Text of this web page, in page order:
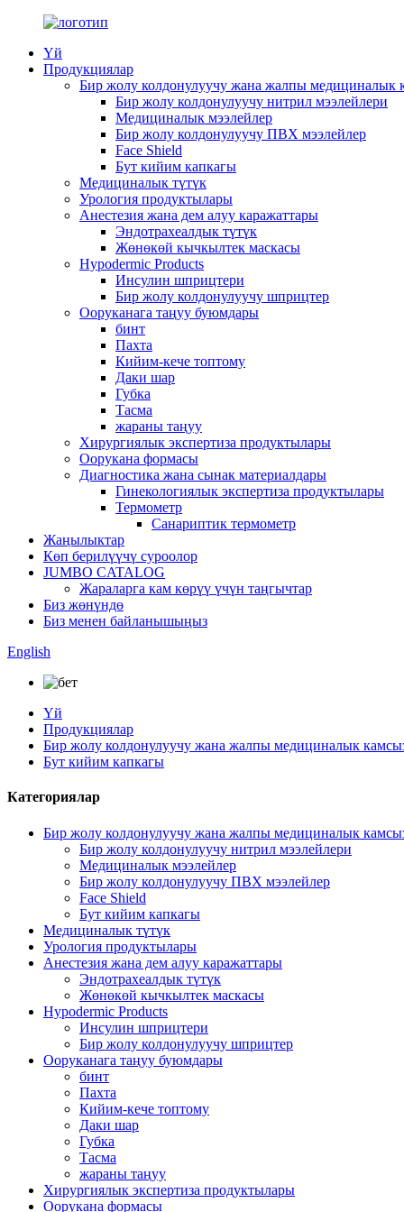
Үй
Продукциялар
Бир жолу колдонулуучу жана жалпы медициналык
Бир жолу колдонулуучу нитрил мээлейлери
Медициналык мээлейлер
Бир жолу колдонулуучу ПВХ мээлейлер
Face Shield
Бут кийим капкагы
Медициналык түтүк
Урология продуктылары
Анестезия жана дем алуу каражаттары
Эндотрахеалдык түтүк
Жөнөкөй кычкылтек маскасы
Hypodermic Products
Инсулин шприцтери
Бир жолу колдонулуучу шприцтер
Ооруканага таңуу буюмдары
бинт
Пахта
Кийим-кече топтому
Даки шар
Губка
Тасма
жараны таңуу
Хирургиялык экспертиза продуктылары
Оорукана формасы
Диагностика жана сынак материалдары
Гинекологиялык экспертиза продуктылары
Термометр
Санариптик термометр
Жаңылыктар
Көп берилүүчү суроолор
JUMBO CATALOG
Жараларга кам көрүү үчүн таңгычтар
Биз жөнүндө
Биз менен байланышыңыз
English
Үй
Продукциялар
Бир жолу колдонулуучу жана жалпы медициналык
Бут кийим капкагы
Категориялар
Бир жолу колдонулуучу жана жалпы медициналык
Бир жолу колдонулуучу нитрил мээлейлери
Медициналык мээлейлер
Бир жолу колдонулуучу ПВХ мээлейлер
Face Shield
Бут кийим капкагы
Медициналык түтүк
Урология продуктылары
Анестезия жана дем алуу каражаттары
Эндотрахеалдык түтүк
Жөнөкөй кычкылтек маскасы
Hypodermic Products
Инсулин шприцтери
Бир жолу колдонулуучу шприцтер
Ооруканага таңуу буюмдары
бинт
Пахта
Кийим-кече топтому
Даки шар
Губка
Тасма
жараны таңуу
Хирургиялык экспертиза продуктылары
Оорукана формасы